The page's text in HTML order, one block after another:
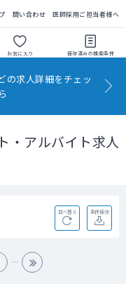
問い合わせ 医師採用ご担当者様へ
お気に入り 保存済みの検索条件
の求人詳細をチェッ
・アルバイト求人
並べ替え 条件保存